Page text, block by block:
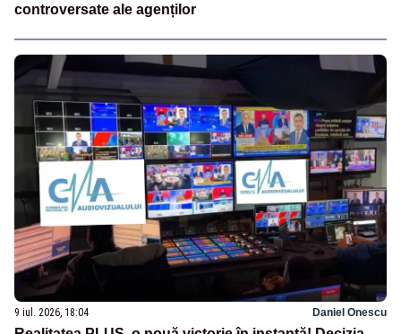
controversate ale agenților
9 iul. 2026, 18:04 Daniel Onescu